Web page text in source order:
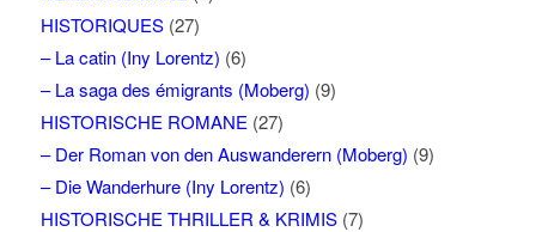
HISTORIQUES(27)
– La catin (Iny Lorentz) (6)
– La saga des émigrants (Moberg) (9)
HISTORISCHE ROMANE (27)
– Der Roman von den Auswanderern (Moberg) (9)
– Die Wanderhure (Iny Lorentz) (6)
HISTORISCHE THRILLER & KRIMIS(7)